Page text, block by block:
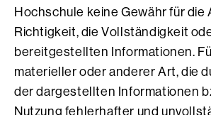
Hochschule keine Gewähr für die
Richtigkeit, die Vollständigkeit
bereitgestellten Informationen.
materieller oder anderer Art, die
der dargestellten Informationen
Nutzung fehlerhafter und